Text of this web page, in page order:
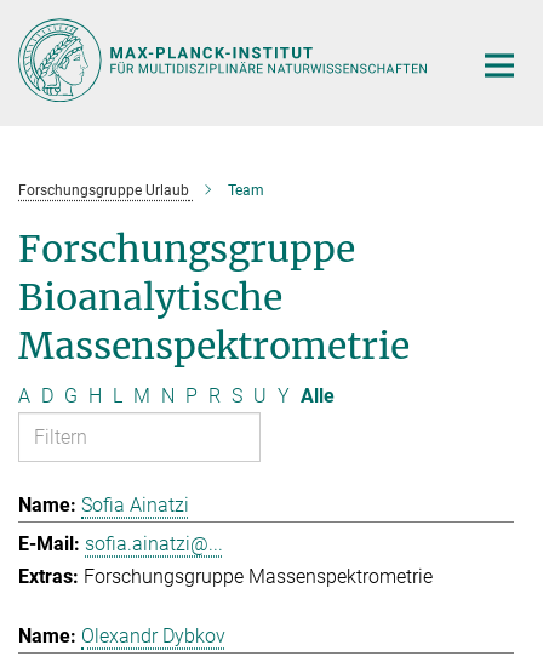
Hauptinhalt
Forschungsgruppe Urlaub Team
Forschungsgruppe
Bioanalytische
Massenspektrometrie
A D G H L M N P R S U Y Alle
Sofia Ainatzi
sofia.ainatzi@...
Forschungsgruppe Massenspektrometrie
Olexandr Dybkov